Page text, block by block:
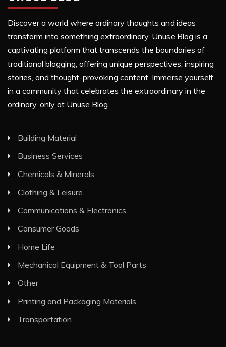
Discover a world where ordinary thoughts and ideas
transform into something extraordinary. Unuse Blog is a
captivating platform that transcends the boundaries of
traditional blogging, offering unique perspectives, inspiring
stories, and thought-provoking content. Immerse yourself
in a community that celebrates the extraordinary in the
ordinary, only at Unuse Blog.
Building Material
Business Services
Chemicals & Minerals
Clothing & Leisure
Communications & Electronics
Consumer Goods
Home Life
Mechanical Equipment & Tool Parts
Other
Printing and Packaging Materials
Transportation